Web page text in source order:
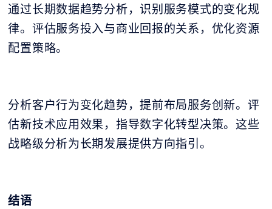
通过长期数据趋势分析，识别服务模式的变化规
律。评估服务投入与商业回报的关系，优化资源
配置策略。
分析客户行为变化趋势，提前布局服务创新。评
估新技术应用效果，指导数字化转型决策。这些
战略级分析为长期发展提供方向指引。
结语